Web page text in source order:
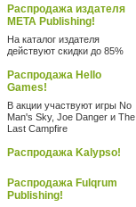
Распродажа издателя
META Publishing!
На каталог издателя
действуют скидки до 85%
Распродажа Hello
Games!
В акции участвуют игры No
Man's Sky, Joe Danger и The
Last Campfire
Распродажа Kalypso!
Распродажа Fulqrum
Publishing!